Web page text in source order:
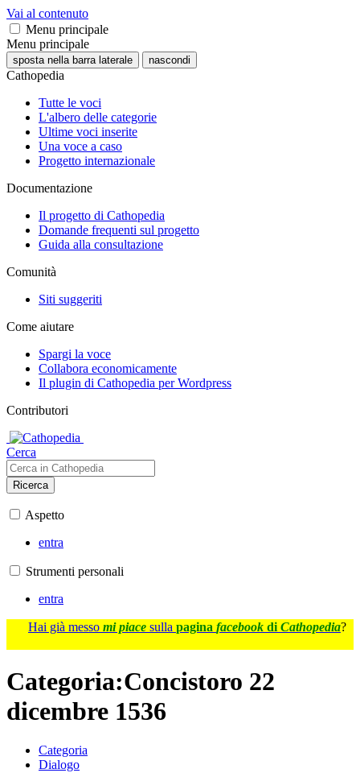
Vai al contenuto
Menu principale
Menu principale
sposta nella barra laterale nascondi
Cathopedia
Tutte le voci
L'albero delle categorie
Ultime voci inserite
Una voce a caso
Progetto internazionale
Documentazione
Il progetto di Cathopedia
Domande frequenti sul progetto
Guida alla consultazione
Comunità
Siti suggeriti
Come aiutare
Spargi la voce
Collabora economicamente
Il plugin di Cathopedia per Wordpress
Contributori
Cerca
Ricerca
Aspetto
entra
Strumenti personali
entra
Hai già messo mi piace sulla pagina facebook di Cathopedia?
Categoria:Concistoro 22
dicembre 1536
Categoria
Dialogo